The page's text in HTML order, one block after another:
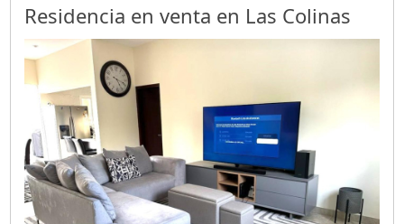
Residencia en venta en Las Colinas